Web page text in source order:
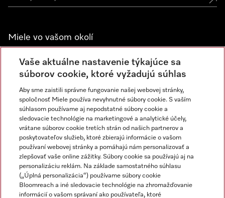
Miele vo vašom okolí
Spoznajte predajne Miele
Newsletter
Miele na Instagrame
Miele na YouTube
Vaše aktuálne nastavenie týkajúce sa
súborov cookie, ktoré vyžadujú súhlas
Aby sme zaistili správne fungovanie našej webovej stránky,
spoločnosť Miele používa nevyhnutné súbory cookie. S vaším
súhlasom používame aj nepodstatné súbory cookie a
sledovacie technológie na marketingové a analytické účely,
vrátane súborov cookie tretích strán od našich partnerov a
poskytovateľov služieb, ktoré zbierajú informácie o vašom
používaní webovej stránky a pomáhajú nám personalizovať a
zlepšovať vaše online zážitky. Súbory cookie sa používajú aj na
personalizáciu reklám. Na základe samostatného súhlasu
(„Úplná personalizácia“) používame súbory cookie
Bloomreach a iné sledovacie technológie na zhromažďovanie
informácií o vašom správaní ako používateľa, ktoré